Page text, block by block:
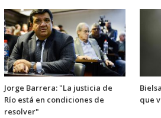
Jorge Barrera: "La justicia de
Río está en condiciones de
resolver"
que